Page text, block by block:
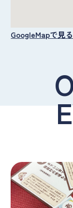
GoogleMapで見る